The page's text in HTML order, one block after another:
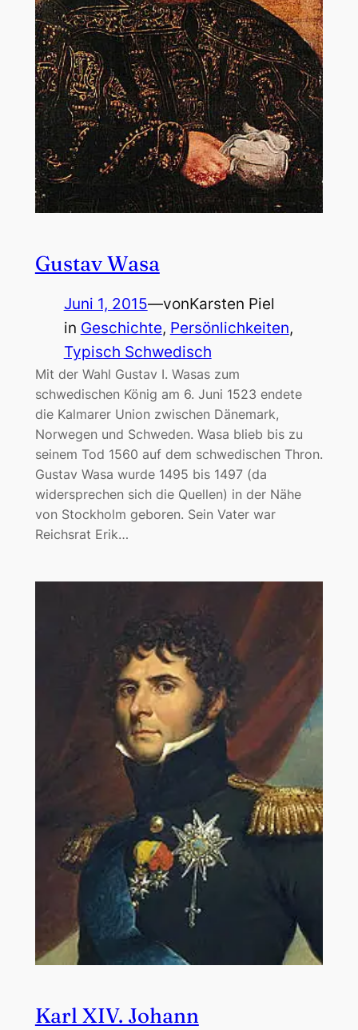
Gustav Wasa
Juni 1, 2015—vonKarsten Piel
in Geschichte, Persönlichkeiten
Typisch Schwedisch
Mit der Wahl Gustav I. Wasas zum
schwedischen König am 6. Juni 1523 endete
die Kalmarer Union zwischen Dänemark,
Norwegen und Schweden. Wasa blieb bis zu
seinem Tod 1560 auf dem schwedischen Thron.
Gustav Wasa wurde 1495 bis 1497 (da
widersprechen sich die Quellen) in der Nähe
von Stockholm geboren. Sein Vater war
Reichsrat Erik…
Karl XIV. Johann